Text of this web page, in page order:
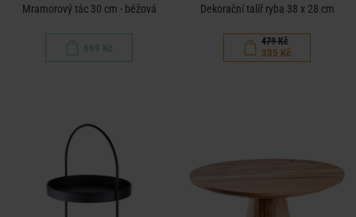
Mramorový tác 30 cm - béžová
699 Kč
Dekorační talíř ryba 38 x 28 cm
479 Kč
335 Kč